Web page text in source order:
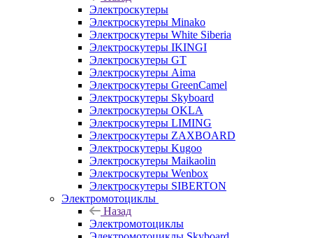
Электроскутеры
Электроскутеры Minako
Электроскутеры White Siberia
Электроскутеры IKINGI
Электроскутеры GT
Электроскутеры Aima
Электроскутеры GreenCamel
Электроскутеры Skyboard
Электроскутеры OKLA
Электроскутеры LIMING
Электроскутеры ZAXBOARD
Электроскутеры Kugoo
Электроскутеры Maikaolin
Электроскутеры Wenbox
Электроскутеры SIBERTON
Электромотоциклы
Назад
Электромотоциклы